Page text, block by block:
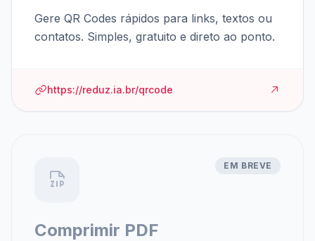
Gere QR Codes rápidos para links, textos ou
contatos. Simples, gratuito e direto ao ponto.
https://reduz.ia.br/qrcode
EM BREVE
Comprimir PDF